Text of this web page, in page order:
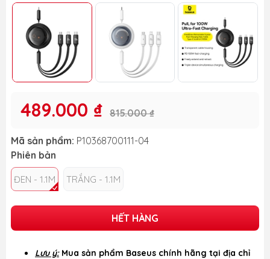
489.000 ₫ 815.000 ₫
Mã sản phẩm: P10368700111-04
Phiên bản
ĐEN - 1.1M TRẮNG - 1.1M
HẾT HÀNG
Lưu ý: Mua sản phẩm Baseus chính hãng tại địa chỉ